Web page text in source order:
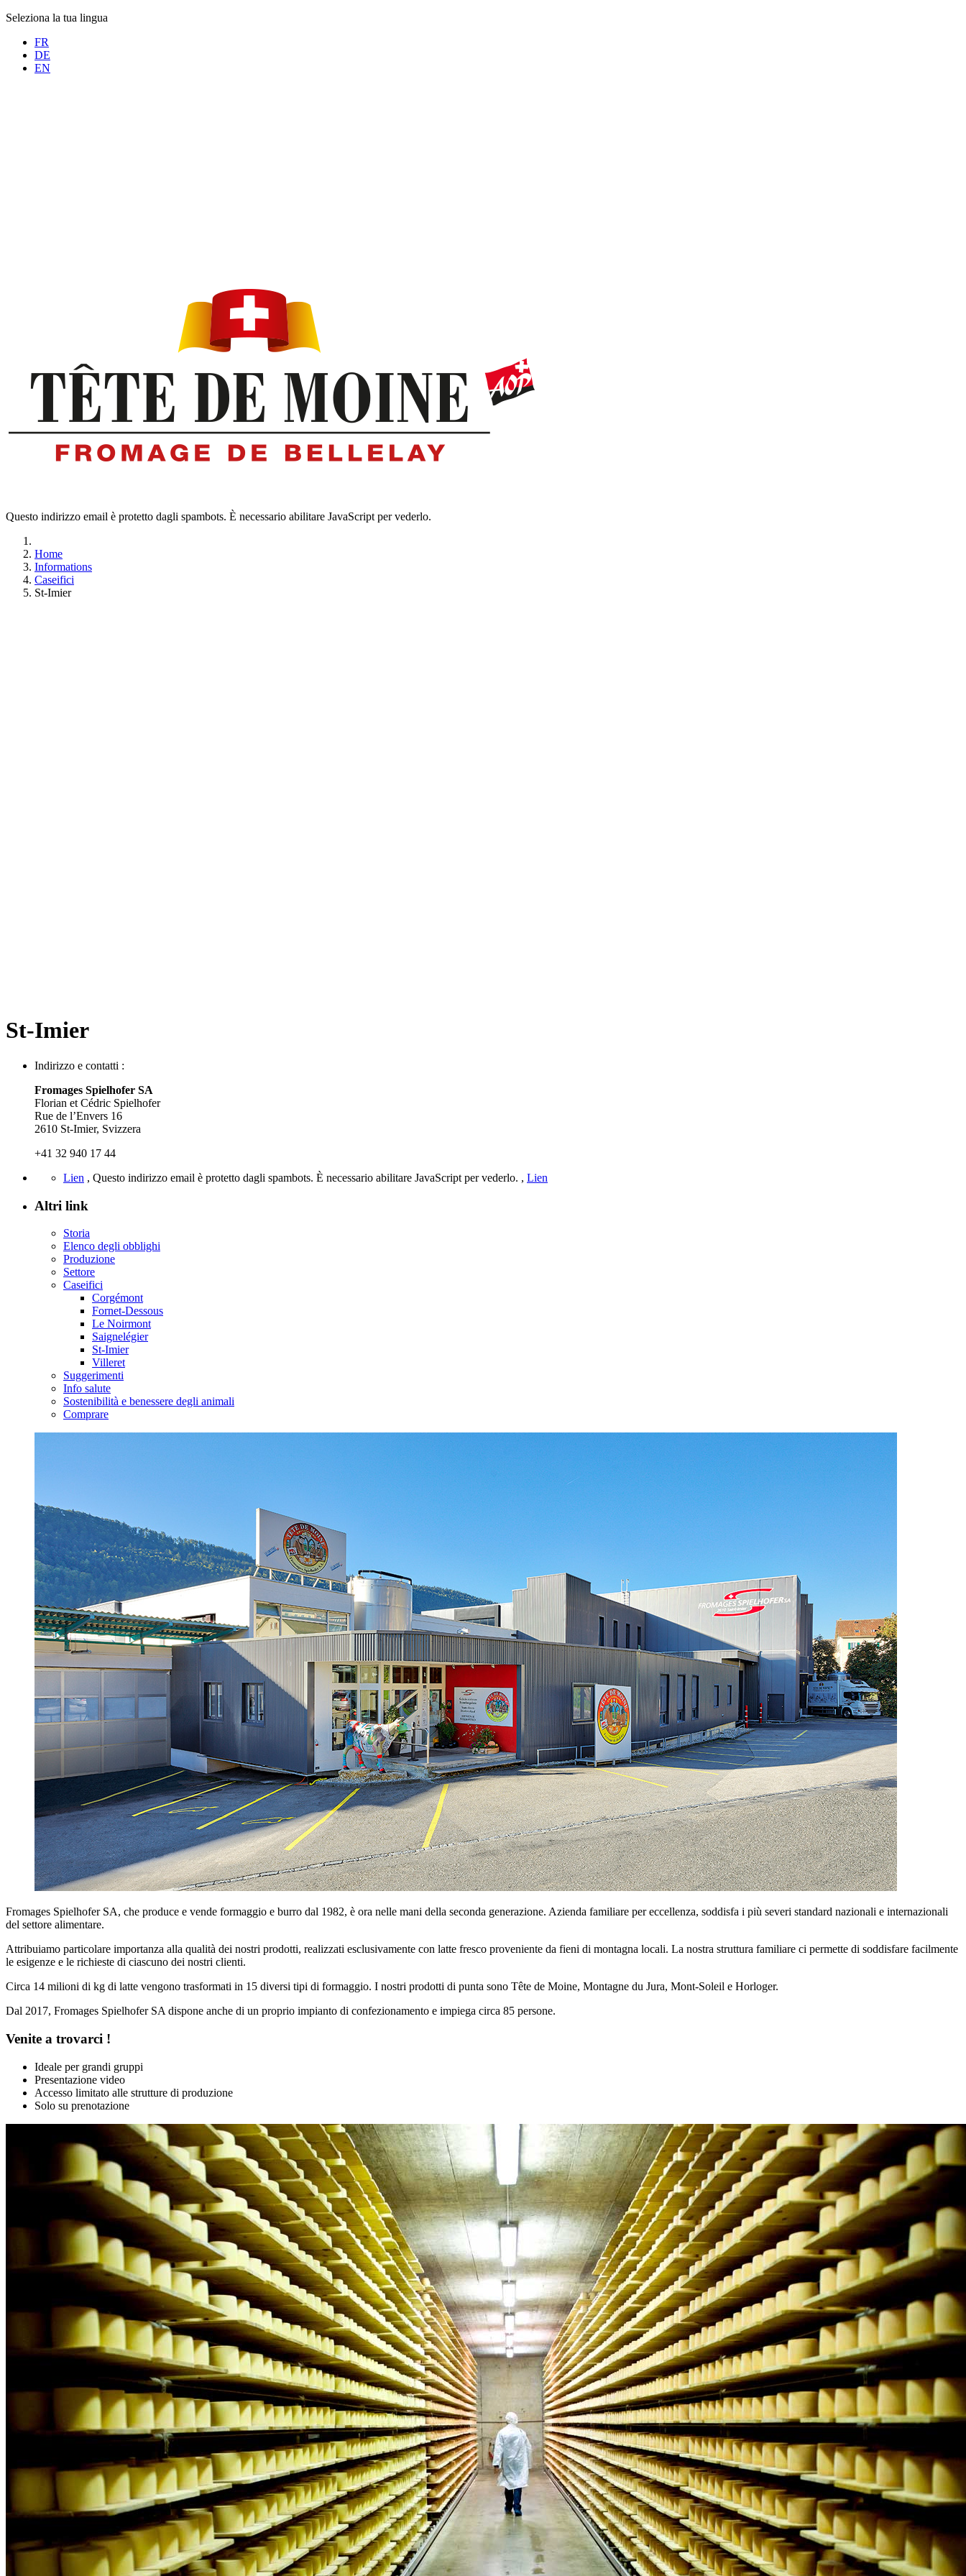
Seleziona la tua lingua
FR
DE
EN
Questo indirizzo email è protetto dagli spambots. È necessario abilitare JavaScript per vederlo.
Home
Informations
Caseifici
St-Imier
St-Imier
Indirizzo e contatti :
Fromages Spielhofer SA
Florian et Cédric Spielhofer
Rue de l’Envers 16
2610 St-Imier, Svizzera
+41 32 940 17 44
Lien , Questo indirizzo email è protetto dagli spambots. È necessario abilitare JavaScript per vederlo. , Lien
Altri link
Storia
Elenco degli obblighi
Produzione
Settore
Caseifici
Corgémont
Fornet-Dessous
Le Noirmont
Saignelégier
St-Imier
Villeret
Suggerimenti
Info salute
Sostenibilità e benessere degli animali
Comprare
Fromages Spielhofer SA, che produce e vende formaggio e burro dal 1982, è ora nelle mani della seconda generazione. Azienda familiare per eccellenza, soddisfa i più severi standard nazionali e internazionali
del settore alimentare.
Attribuiamo particolare importanza alla qualità dei nostri prodotti, realizzati esclusivamente con latte fresco proveniente da fieni di montagna locali. La nostra struttura familiare ci permette di soddisfare facilmente
le esigenze e le richieste di ciascuno dei nostri clienti.
Circa 14 milioni di kg di latte vengono trasformati in 15 diversi tipi di formaggio. I nostri prodotti di punta sono Tête de Moine, Montagne du Jura, Mont-Soleil e Horloger.
Dal 2017, Fromages Spielhofer SA dispone anche di un proprio impianto di confezionamento e impiega circa 85 persone.
Venite a trovarci !
Ideale per grandi gruppi
Presentazione video
Accesso limitato alle strutture di produzione
Solo su prenotazione